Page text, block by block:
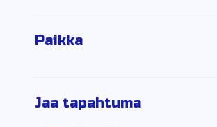
Paikka
Jaa tapahtuma